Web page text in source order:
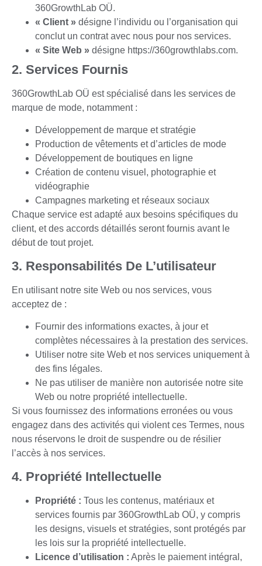
360GrowthLab OÜ.
« Client » désigne l’individu ou l’organisation qui
conclut un contrat avec nous pour nos services.
« Site Web » désigne https://360growthlabs.com.
2. Services Fournis
360GrowthLab OÜ est spécialisé dans les services de
marque de mode, notamment :
Développement de marque et stratégie
Production de vêtements et d’articles de mode
Développement de boutiques en ligne
Création de contenu visuel, photographie et
vidéographie
Campagnes marketing et réseaux sociaux
Chaque service est adapté aux besoins spécifiques du
client, et des accords détaillés seront fournis avant le
début de tout projet.
3. Responsabilités De L’utilisateur
En utilisant notre site Web ou nos services, vous
acceptez de :
Fournir des informations exactes, à jour et
complètes nécessaires à la prestation des services.
Utiliser notre site Web et nos services uniquement à
des fins légales.
Ne pas utiliser de manière non autorisée notre site
Web ou notre propriété intellectuelle.
Si vous fournissez des informations erronées ou vous
engagez dans des activités qui violent ces Termes, nous
nous réservons le droit de suspendre ou de résilier
l’accès à nos services.
4. Propriété Intellectuelle
Propriété : Tous les contenus, matériaux et
services fournis par 360GrowthLab OÜ, y compris
les designs, visuels et stratégies, sont protégés par
les lois sur la propriété intellectuelle.
Licence d’utilisation : Après le paiement intégral,